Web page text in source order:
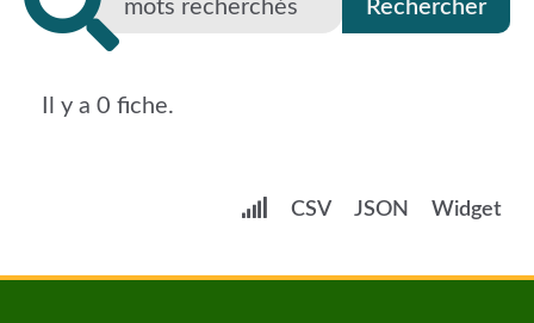
Il y a 0 fiche.
CSV JSON Widget